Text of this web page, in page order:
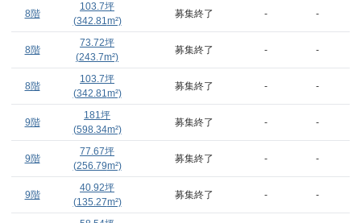
8階
103.7坪
(342.81m²)
募集終了 - -
8階
73.72坪
(243.7m²)
募集終了 - -
8階
103.7坪
(342.81m²)
募集終了 - -
9階
181坪
(598.34m²)
募集終了 - -
9階
77.67坪
(256.79m²)
募集終了 - -
9階
40.92坪
(135.27m²)
募集終了 - -